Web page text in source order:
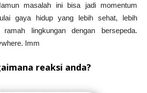
masalah ini bisa jadi momentum
gaya hidup yang lebih sehat, lebih
lingkungan dengan bersepeda.
Imm
reaksi anda?